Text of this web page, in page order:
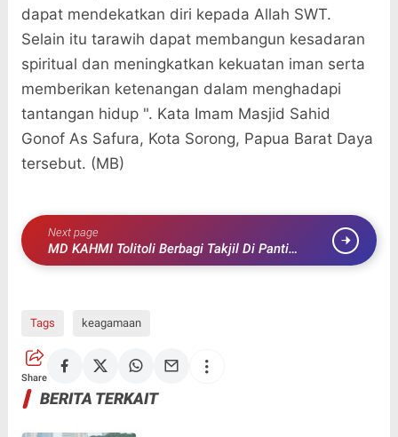
dapat mendekatkan diri kepada Allah SWT.
Selain itu tarawih dapat membangun kesadaran
spiritual dan meningkatkan kekuatan iman serta
memberikan ketenangan dalam menghadapi
tantangan hidup ". Kata Imam Masjid Sahid
Gonof As Safura, Kota Sorong, Papua Barat Daya
tersebut. (MB)
Next page
MD KAHMI Tolitoli Berbagi Takjil Di Panti
Asuhan dan Pondok Pesantren
Tags keagamaan
Share
BERITA TERKAIT